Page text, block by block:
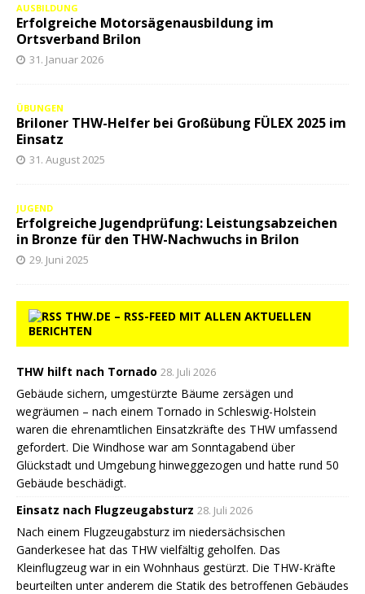
AUSBILDUNG
Erfolgreiche Motorsägenausbildung im
Ortsverband Brilon
31. Januar 2026
ÜBUNGEN
Briloner THW-Helfer bei Großübung FÜLEX 2025 im
Einsatz
31. August 2025
JUGEND
Erfolgreiche Jugendprüfung: Leistungsabzeichen
in Bronze für den THW-Nachwuchs in Brilon
29. Juni 2025
THW.DE – RSS-FEED MIT ALLEN AKTUELLEN
BERICHTEN
THW hilft nach Tornado 28. Juli 2026
Gebäude sichern, umgestürzte Bäume zersägen und
wegräumen – nach einem Tornado in Schleswig-Holstein
waren die ehrenamtlichen Einsatzkräfte des THW umfassend
gefordert. Die Windhose war am Sonntagabend über
Glückstadt und Umgebung hinweggezogen und hatte rund 50
Gebäude beschädigt.
Einsatz nach Flugzeugabsturz 28. Juli 2026
Nach einem Flugzeugabsturz im niedersächsischen
Ganderkesee hat das THW vielfältig geholfen. Das
Kleinflugzeug war in ein Wohnhaus gestürzt. Die THW-Kräfte
beurteilten unter anderem die Statik des betroffenen Gebäudes